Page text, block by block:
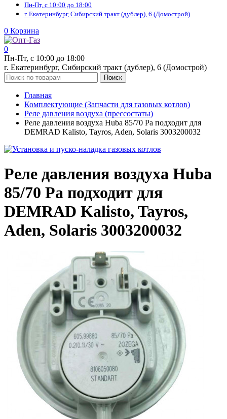
Пн-Пт, с 10:00 до 18:00
г. Екатеринбург, Сибирский тракт (дублер), 6 (Домострой)
0 Корзина
0
Пн-Пт, с 10:00 до 18:00
г. Екатеринбург, Сибирский тракт (дублер), 6 (Домострой)
Поиск
Главная
Комплектующие (Запчасти для газовых котлов)
Реле давления воздуха (прессостаты)
Реле давления воздуха Huba 85/70 Pa подходит для
DEMRAD Kalisto, Tayros, Aden, Solaris 3003200032
Реле давления воздуха Huba
85/70 Pa подходит для
DEMRAD Kalisto, Tayros,
Aden, Solaris 3003200032